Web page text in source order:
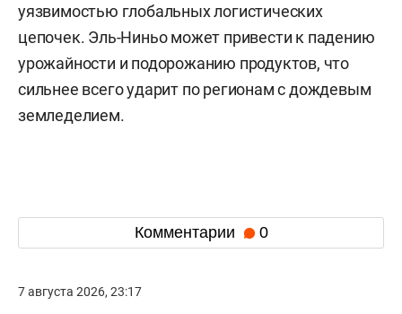
уязвимостью глобальных логистических
цепочек. Эль-Ниньо может привести к падению
урожайности и подорожанию продуктов, что
сильнее всего ударит по регионам с дождевым
земледелием.
Комментарии 0
7 августа 2026, 23:17